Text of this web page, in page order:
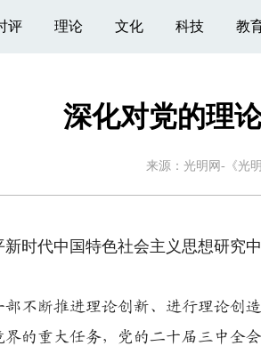
评 理论 文化 科技 教
深化对党的理
来源： 光明网-《光明
代中国特色社会主义思想研究
不断推进理论创新、进行理论创
的重大任务，党的二十届三中全